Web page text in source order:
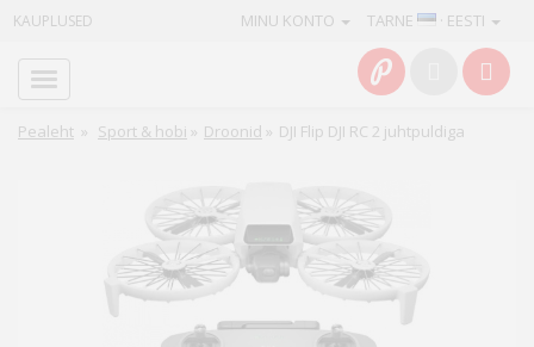
KAUPLUSED TARNE · EESTI
MINU KONTO
Pealeht » Sport & hobi » Droonid » DJI Flip DJI RC 2 juhtpuldiga
Info
Fotokaubad